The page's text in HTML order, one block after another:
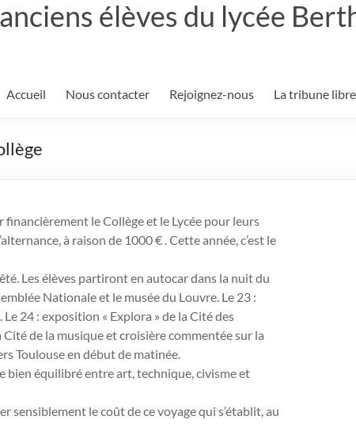
élèves du lycée
Accueil Nous contacter Rejoignez-nous La tribune libre
financièrement le Collège et le Lycée pour leurs
à raison de 1000 € . Cette année, c’est le
Les élèves partiront en autocar dans la nuit du
Nationale et le musée du Louvre. Le 23 :
24 : exposition « Explora » de la Cité des
Cité de la musique et croisière commentée sur la
Toulouse en début de matinée.
bien équilibré entre art, technique, civisme et
sensiblement le coût de ce voyage qui s’établit, au